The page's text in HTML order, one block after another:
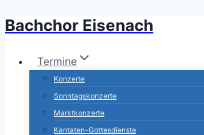
Zum
springen
Bachchor Eisenach
Termine
Konzerte
Sonntagskonzerte
Marktkonzerte
Kantaten-Gottesdienste